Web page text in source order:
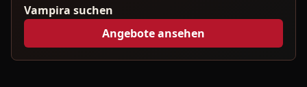
Vampira suchen
Angebote ansehen